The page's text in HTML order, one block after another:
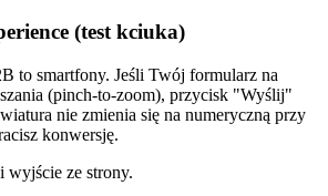
(test kciuka)
to smartfony. Jeśli Twój formularz na
(pinch-to-zoom), przycisk "Wyślij"
nie zmienia się na numeryczną przy
konwersję.
wyjście ze strony.